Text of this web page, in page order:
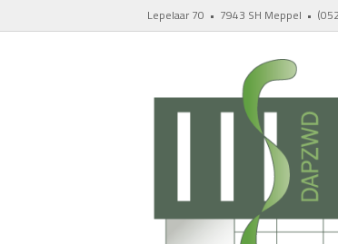
Lepelaar 70 • 7943 SH Meppel •